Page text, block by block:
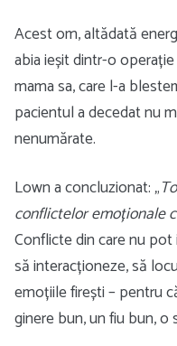
Acest om, altădată
abia ieșit dintr-o
mama sa, care l-a
pacientul a decedat nu
nenumărate.
Lown a concluzionat: „
conflictelor emoționale
Conflicte din care nu
să interacționeze, să
emoțiile firești – pentru
ginere bun, un fiu bun, o